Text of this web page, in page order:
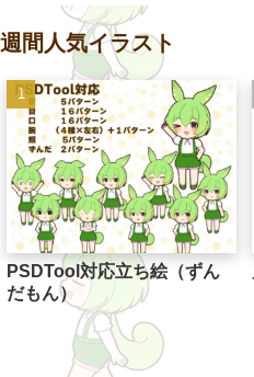
週間人気イラスト
PSDTool対応立ち絵（ずん
だもん）